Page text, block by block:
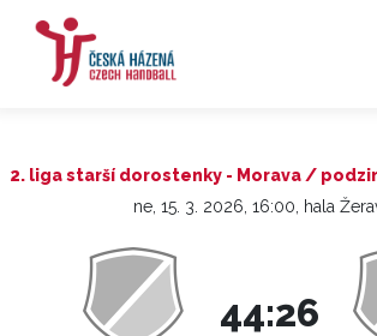
2. liga starší dorostenky - Morava /
ne, 15. 3. 2026, 16:00, hala
44:26